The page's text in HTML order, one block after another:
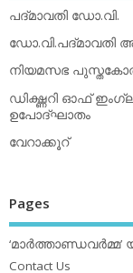
പദ്മാവതി ഡോ.വി.
ഡോ.വി.പദ്മാവതി
നിയമസഭ
ഡിക്ഷ്ണറി ഓഫ്
ഉപോദ്ഘാതം
വേറാക്കൂറ്
Pages
Contact Us